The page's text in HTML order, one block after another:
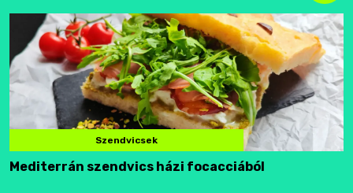
Szendvicsek
Mediterrán szendvics házi focacciából